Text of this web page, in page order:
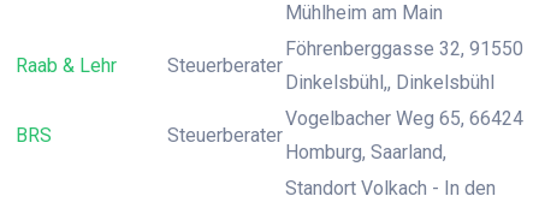
Mühlheim am Main
Raab & Lehr Steuerberater
Föhrenberggasse 32, 91550
Dinkelsbühl,, Dinkelsbühl
BRS Steuerberater
Vogelbacher Weg 65, 66424
Homburg, Saarland,
Standort Volkach - In den